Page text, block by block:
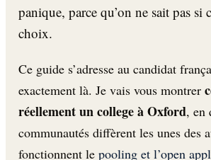
panique, parce qu’on ne sait pas si
choix.
Ce guide s’adresse au candidat
exactement là. Je vais vous montrer
réellement un college à Oxford, en
communautés diffèrent les unes des
fonctionnent le pooling et l’open